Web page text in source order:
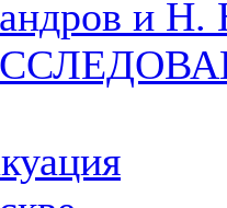
и Н.